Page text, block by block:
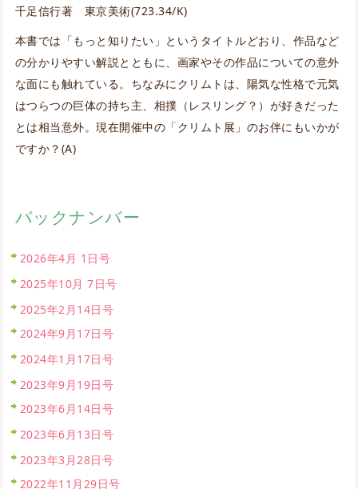
千足信行著 東京美術(723.34/K)
本書では「もっと知りたい」というタイトルどおり、作品など
の分かりやすい解説とともに、画家やその作品についての意外
な面にも触れている。ちなみにクリムトは、陽気な性格で元気
はつらつの巨体の持ち主、相撲（レスリング？）が好きだった
とは相当意外。現在開催中の「クリムト展」のお伴にもいかが
ですか？(A)
バックナンバー
2026年4月 1日号
2025年10月 7日号
2025年2月14日号
2024年9月17日号
2024年1月17日号
2023年9月19日号
2023年6月14日号
2023年6月13日号
2023年3月28日号
2022年11月29日号